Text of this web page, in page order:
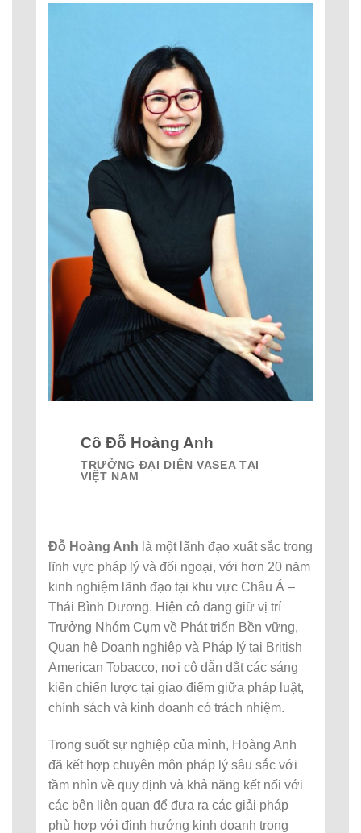
Cô Đỗ Hoàng Anh
TRƯỞNG ĐẠI DIỆN VASEA TẠI
VIỆT NAM
Đỗ Hoàng Anh là một lãnh đạo xuất sắc trong
lĩnh vực pháp lý và đối ngoại, với hơn 20 năm
kinh nghiệm lãnh đạo tại khu vực Châu Á –
Thái Bình Dương. Hiện cô đang giữ vị trí
Trưởng Nhóm Cụm về Phát triển Bền vững,
Quan hệ Doanh nghiệp và Pháp lý tại British
American Tobacco, nơi cô dẫn dắt các sáng
kiến chiến lược tại giao điểm giữa pháp luật,
chính sách và kinh doanh có trách nhiệm.
Trong suốt sự nghiệp của mình, Hoàng Anh
đã kết hợp chuyên môn pháp lý sâu sắc với
tầm nhìn về quy định và khả năng kết nối với
các bên liên quan để đưa ra các giải pháp
phù hợp với định hướng kinh doanh trong